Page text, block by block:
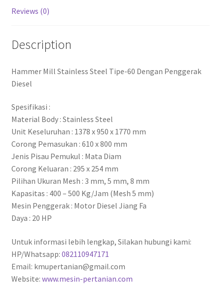
Reviews (0)
Description
Hammer Mill Stainless Steel Tipe-60 Dengan Penggerak
Diesel
Spesifikasi :
Material Body : Stainless Steel
Unit Keseluruhan : 1378 x 950 x 1770 mm
Corong Pemasukan : 610 x 800 mm
Jenis Pisau Pemukul : Mata Diam
Corong Keluaran : 295 x 254 mm
Pilihan Ukuran Mesh : 3 mm, 5 mm, 8 mm
Kapasitas : 400 – 500 Kg/Jam (Mesh 5 mm)
Mesin Penggerak : Motor Diesel Jiang Fa
Daya : 20 HP
Untuk informasi lebih lengkap, Silakan hubungi kami:
HP/Whatsapp: 082110947171
Email: kmupertanian@gmail.com
Website: www.mesin-pertanian.com